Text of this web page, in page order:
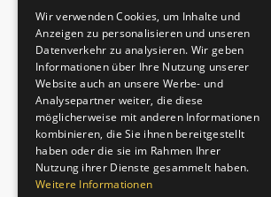
Wir verwenden Cookies, um Inhalte und
Anzeigen zu personalisieren und unseren
Datenverkehr zu analysieren. Wir geben
Informationen über Ihre Nutzung unserer
Website auch an unsere Werbe- und
Analysepartner weiter, die diese
möglicherweise mit anderen Informationen
kombinieren, die Sie ihnen bereitgestellt
haben oder die sie im Rahmen Ihrer
Nutzung ihrer Dienste gesammelt haben.
Weitere Informationen